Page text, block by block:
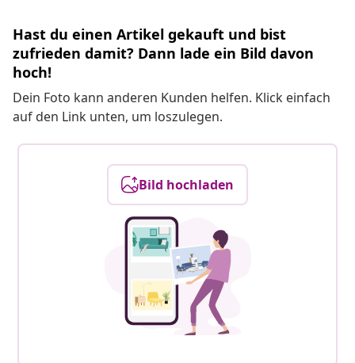
Hast du einen Artikel gekauft und bist
zufrieden damit? Dann lade ein Bild davon
hoch!
Dein Foto kann anderen Kunden helfen. Klick einfach
auf den Link unten, um loszulegen.
Bild hochladen